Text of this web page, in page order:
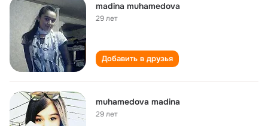
madina muhamedova
29 лет
Добавить в друзья
muhamedova madina
29 лет